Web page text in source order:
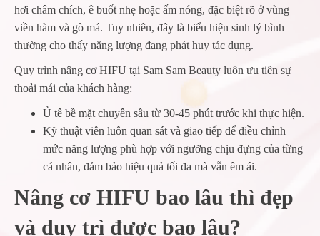
hơi châm chích, ê buốt nhẹ hoặc ấm nóng, đặc biệt rõ ở vùng
viền hàm và gò má. Tuy nhiên, đây là biểu hiện sinh lý bình
thường cho thấy năng lượng đang phát huy tác dụng.
Quy trình nâng cơ HIFU tại Sam Sam Beauty luôn ưu tiên sự
thoải mái của khách hàng:
Ủ tê bề mặt chuyên sâu từ 30-45 phút trước khi thực hiện.
Kỹ thuật viên luôn quan sát và giao tiếp để điều chỉnh
mức năng lượng phù hợp với ngưỡng chịu đựng của từng
cá nhân, đảm bảo hiệu quả tối đa mà vẫn êm ái.
Nâng cơ HIFU bao lâu thì đẹp
và duy trì được bao lâu?